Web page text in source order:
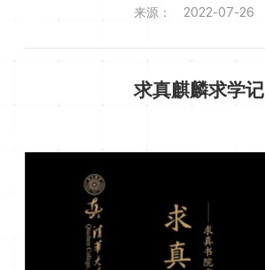
来源： 2022-07-26
求真麒麟求学记